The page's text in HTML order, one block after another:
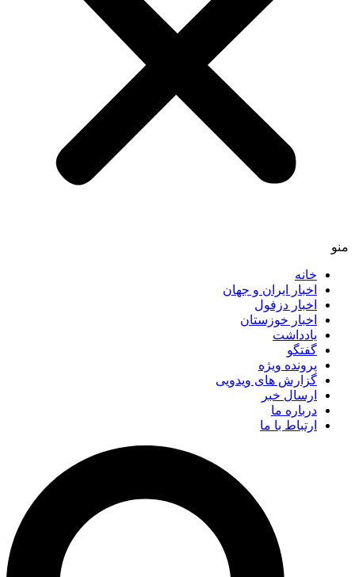
خانه
اخبار ایران و جهان
اخبار دزفول
اخبار خوزستان
یادداشت
گفتگو
پرونده ویژه
گزارش های ویدویی
ارسال خبر
درباره ما
ارتباط با ما